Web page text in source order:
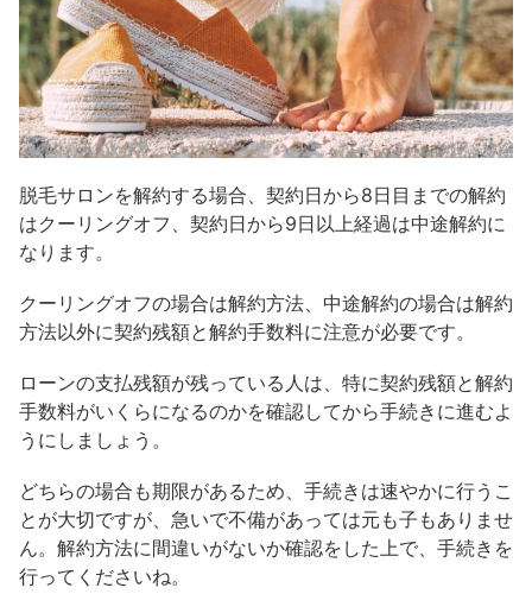
脱毛サロンを解約する場合、契約日から8日目までの解約
はクーリングオフ、契約日から9日以上経過は中途解約に
なります。
クーリングオフの場合は解約方法、中途解約の場合は解約
方法以外に契約残額と解約手数料に注意が必要です。
ローンの支払残額が残っている人は、特に契約残額と解約
手数料がいくらになるのかを確認してから手続きに進むよ
うにしましょう。
どちらの場合も期限があるため、手続きは速やかに行うこ
とが大切ですが、急いで不備があっては元も子もありませ
ん。解約方法に間違いがないか確認をした上で、手続きを
行ってくださいね。